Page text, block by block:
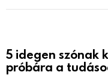
5 idegen szónak
próbára a